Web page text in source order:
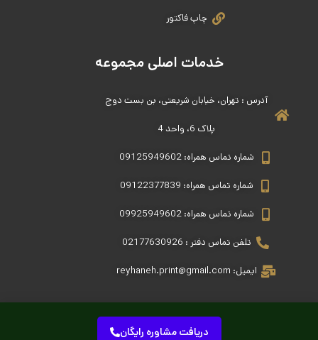
دریافت مشاوره رایگان
چاپ فاکتور
خدمات اصلی مجموعه
آدرس : تهران، خیابان شریعتی، بن بست دوج
پلاک 6، واحد 4
شماره تماس همراه: 09125949602
شماره تماس همراه: 09122377839
شماره تماس همراه: 09925949602
تلفن تماس دفتر : 02177630926
ایمیل: reyhaneh.print@gmail.com